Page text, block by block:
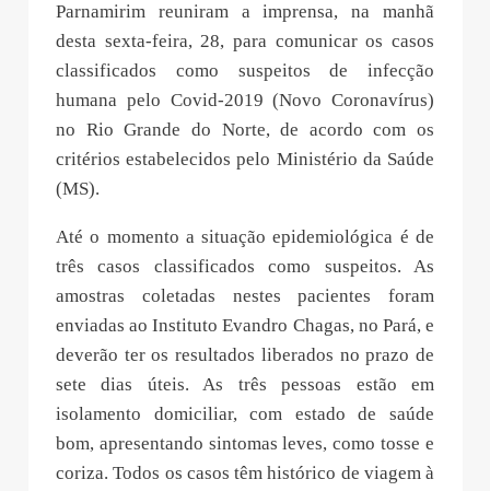
Parnamirim reuniram a imprensa, na manhã
desta sexta-feira, 28, para comunicar os casos
classificados como suspeitos de infecção
humana pelo Covid-2019 (Novo Coronavírus)
no Rio Grande do Norte, de acordo com os
critérios estabelecidos pelo Ministério da Saúde
(MS).
Até o momento a situação epidemiológica é de
três casos classificados como suspeitos. As
amostras coletadas nestes pacientes foram
enviadas ao Instituto Evandro Chagas, no Pará, e
deverão ter os resultados liberados no prazo de
sete dias úteis. As três pessoas estão em
isolamento domiciliar, com estado de saúde
bom, apresentando sintomas leves, como tosse e
coriza. Todos os casos têm histórico de viagem à